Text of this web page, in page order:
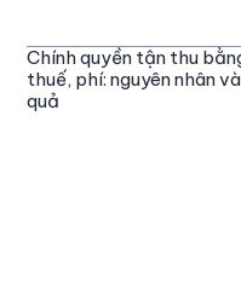
Chính quyền tận thu
thuế, phí: nguyên nhân
quả